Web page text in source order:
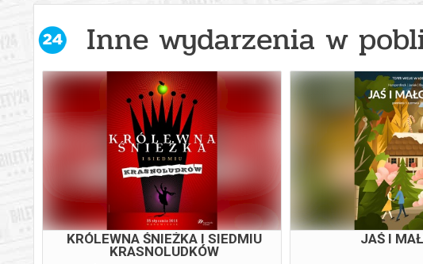
Inne wydarzenia w
KRÓLEWNA ŚNIEŻKA I SIEDMIU
KRASNOLUDKÓW
JAŚ I